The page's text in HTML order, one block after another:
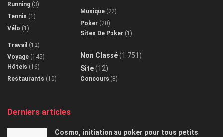
Running (3)
Tennis (1)
Vélo (1)
Travail (12)
Voyage (145)
Hôtels (16)
Restaurants (10)
Musique (22)
Poker (20)
Sites De Poker (1)
Non Classé(1 751)
Site(12)
Concours (8)
Derniers articles
Cosmo, initiation au poker pour tous petits